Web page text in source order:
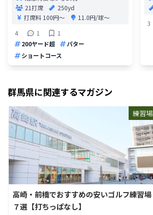
21打席
250yd
打席料 100円〜
11.0円/球〜
4
1
1
200ヤード超
パター
ショートコース
3
群馬県に関連するマガジン
練習場
高崎・前橋でおすすめの安いゴルフ練習場
７選【打ちっぱなし】